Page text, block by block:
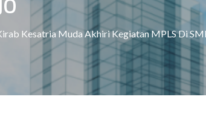
Kesatria Muda Akhiri Kegiatan MPLS Di